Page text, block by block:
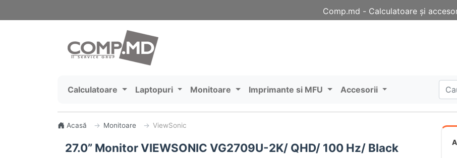
Comp.md - Сalculatoare și
Calculatoare Laptopuri Monitoare Imprimante si MFU Accesorii
Acasă Monitoare ViewSonic
27.0” Monitor VIEWSONIC VG2709U-2K/ QHD/ 100 Hz/ Black